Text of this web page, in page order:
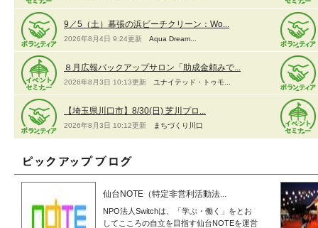
9／5（土）幕張の浜ビーチクリーン：Wo...
2026年8月4日 9:24更新 Aqua Dream...
８月広報バックアップサロン「助成金頼みで...
2026年8月3日 10:13更新 ユナイテッド・トゥモ...
【埼玉県川口市】8/30(日) 芝川プロ...
2026年8月3日 10:12更新 まちづくり川口
仙台NOTE（特定非営利活動法...
NPO法人Switchは、「学ぶ・働く」をとお
してこころの自立を目指す仙台NOTEを運営